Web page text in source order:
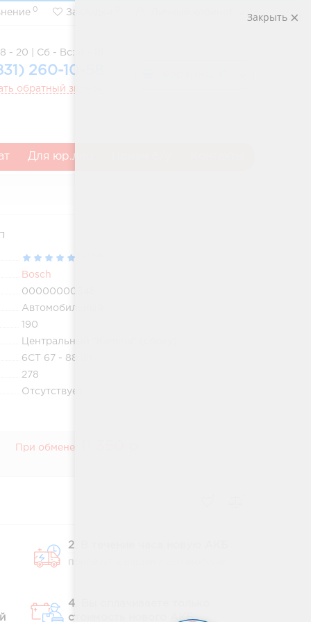
0 Закладки
- 20 | Сб - Вс: 8 - 18
260-10-58
обратный звонок
Для юр.лиц
Bosch
00000000348
Автомобильный
190
Центральный "Kamina" (сбоку)
6СТ 67 - 88 ah
278
Отсутствует
При обмене:
2. В течение часа новую АКБ
привезут к вашему автомобилю
4. Вы оплачиваете только
стоимость нового АКБ
Закрыть